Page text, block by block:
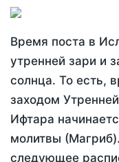
Время поста в
утренней зари и
солнца. То есть,
заходом
Ифтара
молитвы
следующее